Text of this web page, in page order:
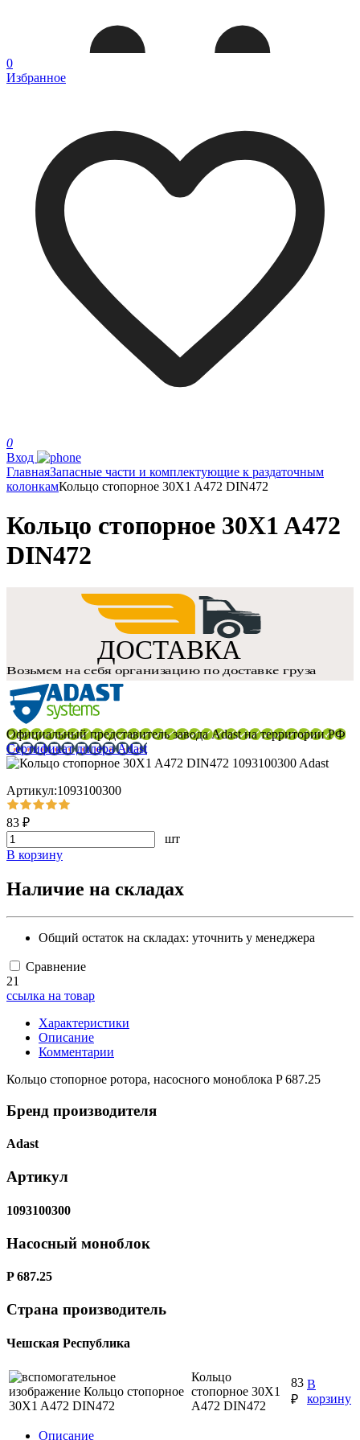
0
Избранное
0
Вход
ГлавнаяЗапасные части и комплектующие к раздаточным
колонкамКольцо стопорное 30X1 A472 DIN472
Кольцо стопорное 30X1 A472
DIN472
Официальный представитель завода Adast на территории РФ
Сертификат дилера Adast
Артикул:1093100300
83 ₽
шт
В корзину
Наличие на складах
Общий остаток на складах: уточнить у менеджера
Сравнение
21
ссылка на товар
Характеристики
Описание
Комментарии
Кольцо стопорное ротора, насосного моноблока P 687.25
Бренд производителя
Adast
Артикул
1093100300
Насосный моноблок
P 687.25
Страна производитель
Чешская Республика
Кольцо
стопорное 30X1
A472 DIN472
83
₽
В
корзину
Описание